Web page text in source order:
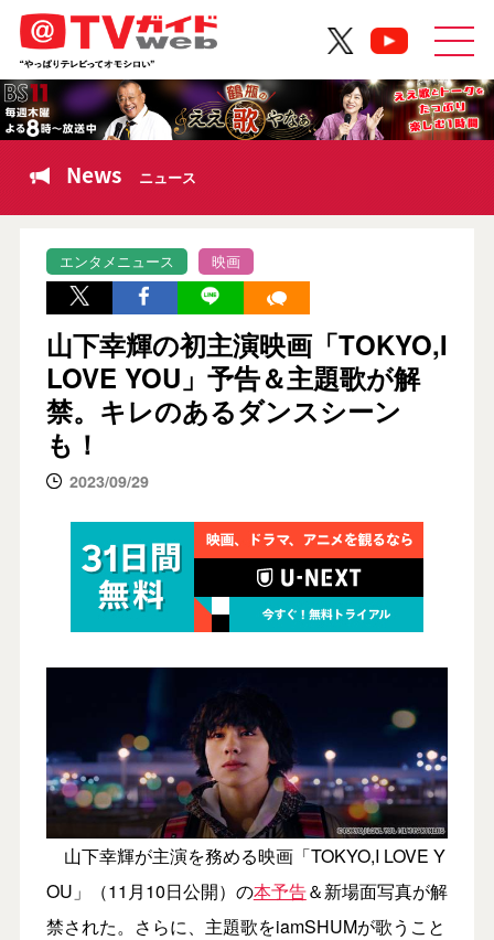
News ニュース
エンタメニュース 映画
山下幸輝の初主演映画「TOKYO,I
LOVE YOU」予告＆主題歌が解
禁。キレのあるダンスシーン
も！
2023/09/29
山下幸輝が主演を務める映画「TOKYO,I LOVE Y
OU」（11月10日公開）の本予告＆新場面写真が解
禁された。さらに、主題歌をiamSHUMが歌うこと